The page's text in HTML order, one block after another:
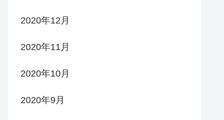
2020年12月
2020年11月
2020年10月
2020年9月